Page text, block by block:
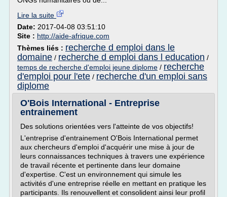
Lire la suite
Date: 2017-04-08 03:51:10
Site : http://aide-afrique.com
Thèmes liés : recherche d emploi dans le
domaine / recherche d emploi dans l education /
temps de recherche d'emploi jeune diplome / recherche
d'emploi pour l'ete / recherche d'un emploi sans
diplome
O'Bois International - Entreprise
entrainement
Des solutions orientées vers l'atteinte de vos objectifs!
L'entreprise d'entrainement O'Bois International permet
aux chercheurs d'emploi d'acquérir une mise à jour de
leurs connaissances techniques à travers une expérience
de travail récente et pertinente dans leur domaine
d'expertise. C'est un environnement qui simule les
activités d'une entreprise réelle en mettant en pratique les
participants. Ils renouvellent et consolident ainsi leur profil